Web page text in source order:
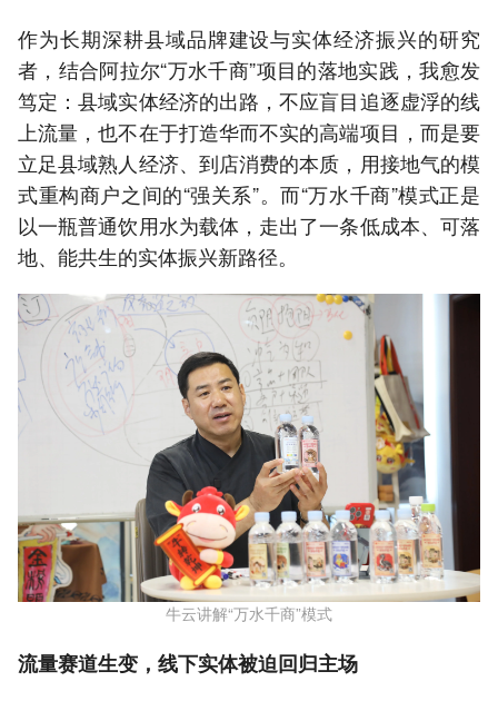
作为长期深耕县域品牌建设与实体经济振兴的研究
者，结合阿拉尔“万水千商”项目的落地实践，我愈发
笃定：县域实体经济的出路，不应盲目追逐虚浮的线
上流量，也不在于打造华而不实的高端项目，而是要
立足县域熟人经济、到店消费的本质，用接地气的模
式重构商户之间的“强关系”。而“万水千商”模式正是
以一瓶普通饮用水为载体，走出了一条低成本、可落
地、能共生的实体振兴新路径。
牛云讲解“万水千商”模式
流量赛道生变，线下实体被迫回归主场